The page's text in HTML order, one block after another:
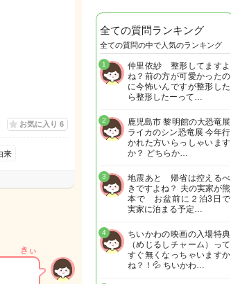
お気に入り 6
来
きぃ
全ての質問ランキング
全ての質問の中で人気のランキング
仲里依紗 整形してますよ
ね？前の方が可愛かったの
に今怖いんですが整形した
ら整形したーって…
1
鹿児島市 黎明館の大恐竜展
ライカのシン恐竜展 今年行
かれた方いらっしゃいます
か？ どちらか…
2
地震あと 帰省は控えるべ
きですよね？ 夫の実家が熊
本で お盆前に２泊3日で
実家に泊まる予定…
3
ちいかわの映画の入場特典
（めじるしチャーム）って
すぐ無くなっちゃいますか
ね？！💦 ちいかわ…
4